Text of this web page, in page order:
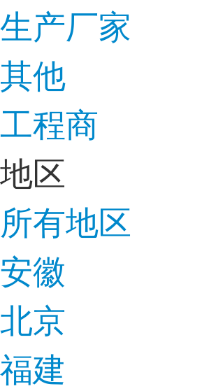
生产厂家
其他
工程商
地区
所有地区
安徽
北京
福建